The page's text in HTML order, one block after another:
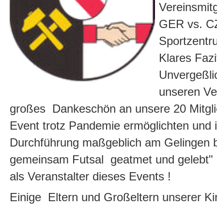
GER vs.
Klares
unseren
großes Dankeschön an unsere 20
Event trotz Pandemie ermöglichten und
Durchführung maßgeblich am Gelingen
gemeinsam Futsal geatmet und
als Veranstalter dieses Events !
Einige Eltern und Großeltern unserer